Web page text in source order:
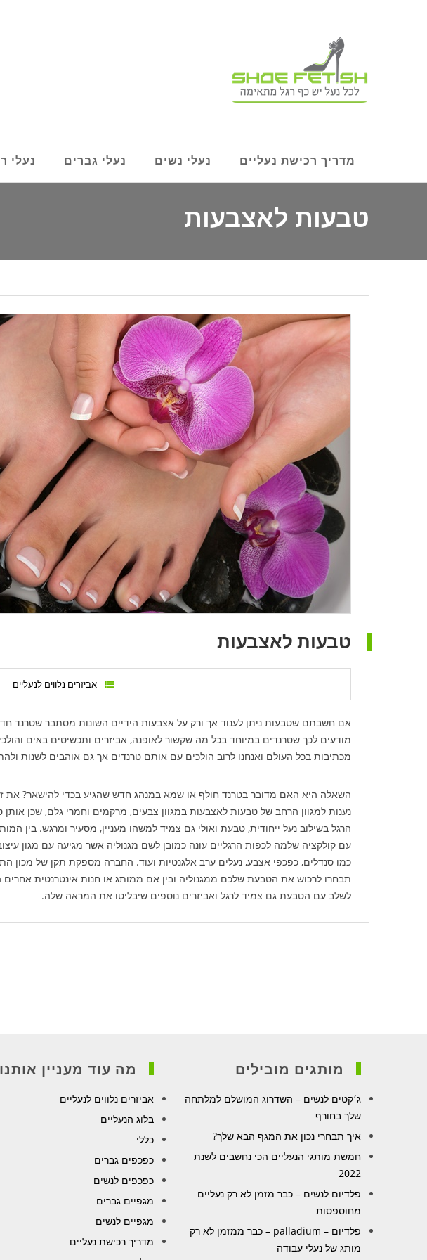
מדריך רכישת נעליים נעלי נשים נעלי גברים נעלי
טבעות לאצבעות
טבעות לאצבעות
אביזרים נלווים לנעליים
אם חשבתם שטבעות ניתן לענוד אך ורק על אצבעות הידיים השונות מסתבר שטרנד
מודעים לכך שטרנדים במיוחד בכל מה שקשור לאופנה, אביזרים ותכשיטים באים
מכתיבות בכל העולם ואנחנו לרוב הולכים עם אותם טרנדים אך גם אוהבים לשנות
השאלה היא האם מדובר בטרנד חולף או שמא במנהג חדש שהגיע בכדי להישאר? את זה
נענות למגוון הרחב של טבעות לאצבעות במגוון צבעים, מרקמים וחמרי גלם, שכן
הרגל בשילוב נעל ייחודית, טבעת ואולי גם צמיד למשהו מעניין, מסעיר ומרגש. בין
עם קולקציה שלמה לכפות הרגליים עונה כמובן לשם מגנוליה אשר מגיעה עם מגון
כמו סנדלים, כפכפי אצבע, נעלים ערב אלגנטיות ועוד. החברה מספקת תקן של מכון
לשלב עם הטבעת גם צמיד לרגל ואביזרים נוספים שיבליטו את המראה שלה.
מותגים מובילים
ג׳קטים לנשים – השדרוג המושלם למלתחה
שלך בחורף
איך תבחרי נכון את המגף הבא שלך?
חמשת מותגי הנעליים הכי נחשבים לשנת
2022
פלדיום לנשים – כבר מזמן לא רק נעליים
מחוספסות
פלדיום – palladium – כבר ממזמן לא רק
מותג של נעלי עבודה
מה עוד מעניין אותנו
אביזרים נלווים לנעליים
בלוג הנעליים
כללי
כפכפים גברים
כפכפים לנשים
מגפיים גברים
מגפיים לנשים
מדריך רכישת נעליים